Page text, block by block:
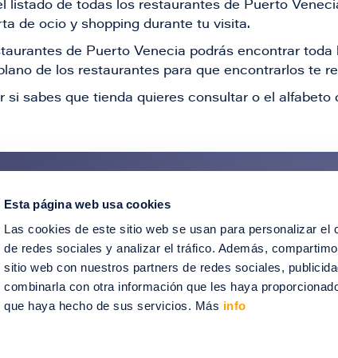
Esta página web usa cookies
Las cookies de este sitio web se usan para personalizar
de redes sociales y analizar el tráfico. Además,
sitio web con nuestros partners de redes sociales,
combinarla con otra información que les haya
que haya hecho de sus servicios. Más info
listado de todas los restaurantes de Puerto
de ocio y shopping durante tu visita.
de Puerto Venecia podrás encontrar
de los restaurantes para que encontrarlos te
si sabes que tienda quieres consultar o el alfabeto
¡Entérate de todas
Suscríbete para recibir ofertas